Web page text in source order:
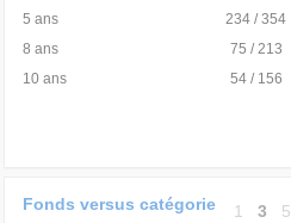
5 ans
234 / 354
8 ans
75 / 213
10 ans
54 / 156
Fonds versus catégorie 1 3 5